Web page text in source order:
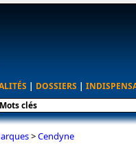
| DOSSIERS |
>Cendyne